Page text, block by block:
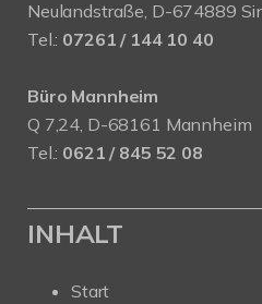
Neulandstraße, D-674889
Tel.: 07261 / 144 10 40
Büro Mannheim
Q 7,24, D-68161 Mannheim
Tel.: 0621 / 845 52 08
INHALT
Start